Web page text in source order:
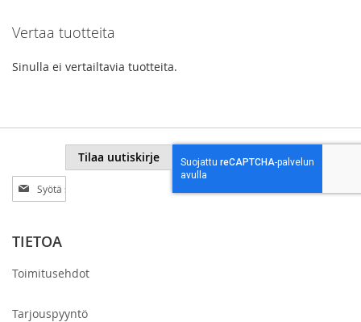
Vertaa tuotteita
Sinulla ei vertailtavia tuotteita.
Tilaa
uutiskirjeemme:
Tilaa uutiskirje
TIETOA
Toimitusehdot
Tarjouspyyntö